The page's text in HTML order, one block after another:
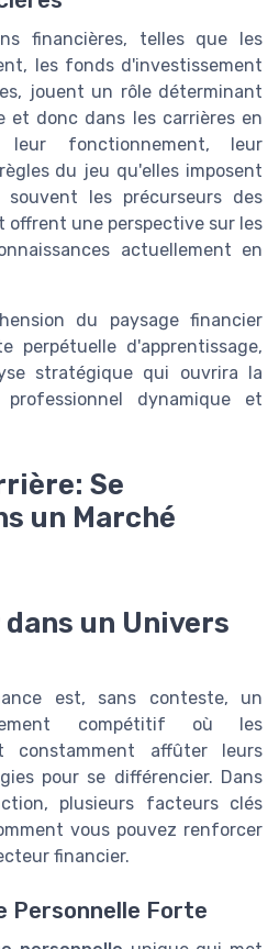
financières, telles que les
les fonds d'investissement
jouent un rôle déterminant
et donc dans les carrières en
leur fonctionnement, leur
du jeu qu'elles imposent
les précurseurs des
une perspective sur les
actuellement en
du paysage financier
perpétuelle d'apprentissage,
stratégique qui ouvrira la
dynamique et
Se
un Marché
un Univers
est, sans conteste, un
compétitif où les
constamment affûter leurs
pour se différencier. Dans
plusieurs facteurs clés
vous pouvez renforcer
financier.
Personnelle Forte